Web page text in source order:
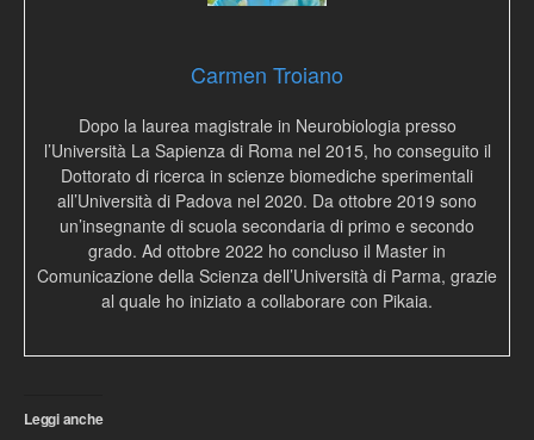
Carmen Troiano
Dopo la laurea magistrale in Neurobiologia presso
l’Università La Sapienza di Roma nel 2015, ho conseguito il
Dottorato di ricerca in scienze biomediche sperimentali
all’Università di Padova nel 2020. Da ottobre 2019 sono
un’insegnante di scuola secondaria di primo e secondo
grado. Ad ottobre 2022 ho concluso il Master in
Comunicazione della Scienza dell’Università di Parma, grazie
al quale ho iniziato a collaborare con Pikaia.
Leggi anche